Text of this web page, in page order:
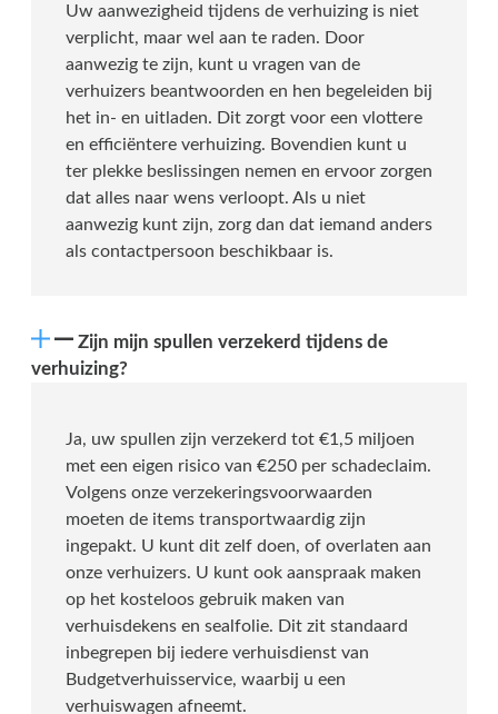
Uw aanwezigheid tijdens de verhuizing is niet
verplicht, maar wel aan te raden. Door
aanwezig te zijn, kunt u vragen van de
verhuizers beantwoorden en hen begeleiden bij
het in- en uitladen. Dit zorgt voor een vlottere
en efficiëntere verhuizing. Bovendien kunt u
ter plekke beslissingen nemen en ervoor zorgen
dat alles naar wens verloopt. Als u niet
aanwezig kunt zijn, zorg dan dat iemand anders
als contactpersoon beschikbaar is.
Zijn mijn spullen verzekerd tijdens de
verhuizing?
Ja, uw spullen zijn verzekerd tot €1,5 miljoen
met een eigen risico van €250 per schadeclaim.
Volgens onze verzekeringsvoorwaarden
moeten de items transportwaardig zijn
ingepakt. U kunt dit zelf doen, of overlaten aan
onze verhuizers. U kunt ook aanspraak maken
op het kosteloos gebruik maken van
verhuisdekens en sealfolie. Dit zit standaard
inbegrepen bij iedere verhuisdienst van
Budgetverhuisservice, waarbij u een
verhuiswagen afneemt.